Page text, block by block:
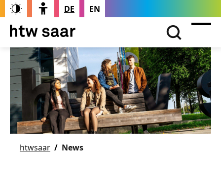
DE EN
htwsaar News